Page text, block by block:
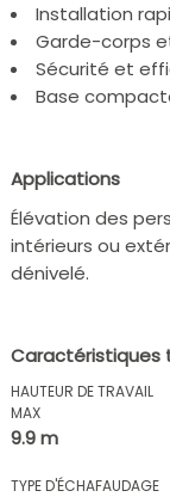
Installation
Garde-corps
Sécurité et
Base
Applications
Élévation des
intérieurs ou
dénivelé.
Caractéristiques
HAUTEUR DE TRAVAIL
MAX
9.9 m
TYPE D'ÉCHAFAUDAGE